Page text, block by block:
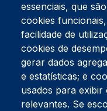
Tel:234 390 100Fax:
Endereço Postal
Apartado 42
Rua Gil Eanes 31
3834-908 Gafanha da
essenciais, que
cookies
facilidade de
cookies de
gerar dados
e estatísticas; e
usados para
relevantes. Se